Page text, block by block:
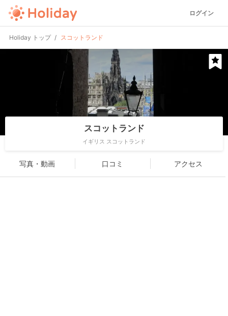
ログイン
Holiday トップ スコットランド
スコットランド
イギリス スコットランド
写真・動画 口コミ アクセス